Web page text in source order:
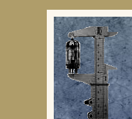
Pasar al contenido principal